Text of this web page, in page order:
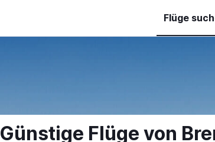
Flüge
Günstige Flüge von